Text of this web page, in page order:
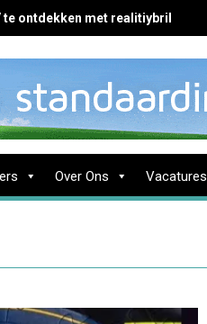
te ontdekken met realitiybril
Over Ons Vacatures